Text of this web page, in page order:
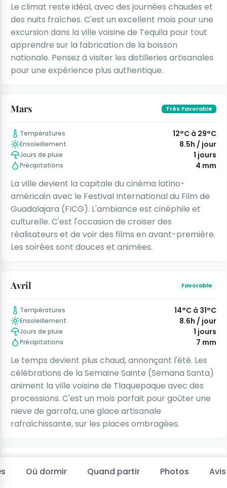
Où dormir Quand partir Photos Avis
Le climat reste idéal, avec des journées chaudes et
des nuits fraîches. C'est un excellent mois pour une
excursion dans la ville voisine de Tequila pour tout
apprendre sur la fabrication de la boisson
nationale. Pensez à visiter les distilleries artisanales
pour une expérience plus authentique.
Mars Très Favorable
Températures 12°C à 29°C
Ensoleillement 8.5h / jour
Jours de pluie 1 jours
Précipitations 4 mm
La ville devient la capitale du cinéma latino-
américain avec le Festival International du Film de
Guadalajara (FICG). L'ambiance est cinéphile et
culturelle. C'est l'occasion de croiser des
réalisateurs et de voir des films en avant-première.
Les soirées sont douces et animées.
Avril Favorable
Températures 14°C à 31°C
Ensoleillement 8.6h / jour
Jours de pluie 1 jours
Précipitations 7 mm
Le temps devient plus chaud, annonçant l'été. Les
célébrations de la Semaine Sainte (Semana Santa)
animent la ville voisine de Tlaquepaque avec des
processions. C'est un mois parfait pour goûter une
nieve de garrafa, une glace artisanale
rafraîchissante, sur les places ombragées.